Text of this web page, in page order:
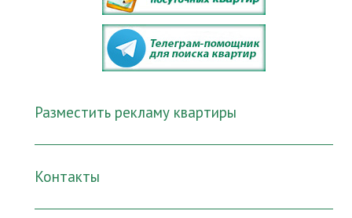
Разместить рекламу квартиры
Контакты